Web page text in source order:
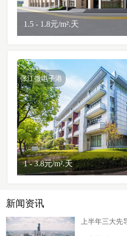
1.5 - 1.8元/m².天
张江微电子港
1 - 3.8元/m².天
新闻资讯